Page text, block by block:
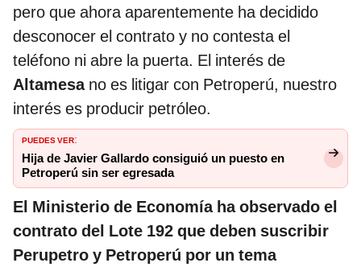
pero que ahora aparentemente ha decidido
desconocer el contrato y no contesta el
teléfono ni abre la puerta. El interés de
Altamesano es litigar con Petroperú, nuestro
interés es producir petróleo.
PUEDES VER:
Hija de Javier Gallardo consiguió un puesto en
Petroperú sin ser egresada
El Ministerio de Economía ha observado el
contrato del Lote 192 que deben suscribir
Perupetro y Petroperú por un tema